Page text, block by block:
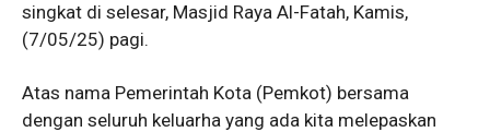
singkat di selesar, Masjid Raya Al-Fatah, Kamis,
(7/05/25) pagi.
Atas nama Pemerintah Kota (Pemkot) bersama
dengan seluruh keluarha yang ada kita melepaskan